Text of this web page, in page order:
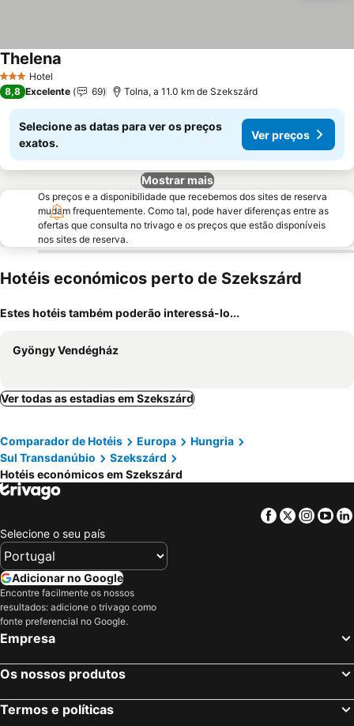
3 EstrelasHotel
Thelena
8,8 Excelente 69 Tolna, a 11.0 km de Szekszárd
Selecione as datas para ver os preços
exatos.
Ver preços
Mostrar mais
Os preços e a disponibilidade que recebemos dos sites de reserva
mudam frequentemente. Como tal, pode haver diferenças entre as
ofertas que consulta no trivago e os preços que estão disponíveis
nos sites de reserva.
Hotéis económicos perto de Szekszárd
Estes hotéis também poderão interessá-lo...
Gyöngy Vendégház
Ver todas as estadias em Szekszárd
Comparador de Hotéis Europa
Hungria
Sul Transdanúbio
Szekszárd
Hotéis económicos em Szekszárd
Facebook
Twitter
Selecione o seu país
Adicionar no Google
Encontre facilmente os nossos
resultados: adicione o trivago como
fonte preferencial no Google.
Empresa
Os nossos produtos
Termos e políticas